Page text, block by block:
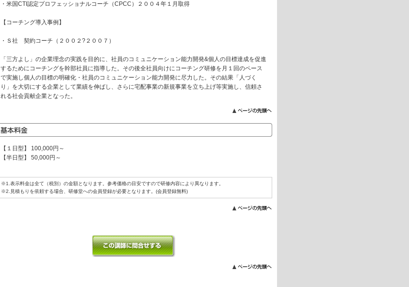
・米国CTI認定プロフェッショナルコーチ（CPCC）２００４年１月取得
【コーチング導入事例】
・Ｓ社 契約コーチ（２００２?２００７）
「三方よし」の企業理念の実践を目的に、社員のコミュニケーション能力開発&個人の目標達成を促進
するためにコーチングを幹部社員に指導した。その後全社員向けにコーチング研修を月１回のペース
で実施し個人の目標の明確化・社員のコミュニケーション能力開発に尽力した。その結果「人づく
り」を大切にする企業として業績を伸ばし、さらに宅配事業の新規事業を立ち上げ等実施し、信頼さ
れる社会貢献企業となった。
【１日型】 100,000円～
【半日型】 50,000円～
※1.表示料金は全て（税別）の金額となります。参考価格の目安ですので研修内容により異なります。
※2.見積もりを依頼する場合、研修堂への会員登録が必要となります。(会員登録無料)